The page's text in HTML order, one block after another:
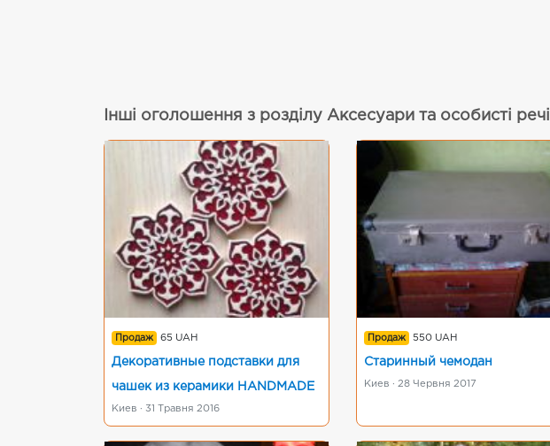
Інші оголошення з розділу Аксесуари та особисті речі
Продаж 65 UAH
Декоративные подставки для
чашек из керамики HANDMADE
Киев · 31 Травня 2016
Продаж 550 UAH
Старинный чемодан
Киев · 28 Червня 2017